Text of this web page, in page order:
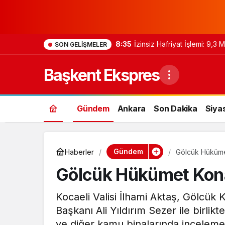
SON GELIŞMELER 8:35 İzinsiz Hafriyat İşlemi: 9,3
Başkent Ekspres
Gündem Ankara Son Dakika
Haberler Gündem Gölcük
Gölcük Hükümet
Kocaeli Valisi İlhami Aktaş, Gölcük
Başkanı Ali Yıldırım Sezer ile